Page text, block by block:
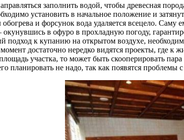
заполнить водой, чтобы древесная
установить в начальное положение и
и форсунок вода удаляется всецело. Саму
в офуро в прохладную погоду,
подход к купанию на открытом воздухе,
достаточно нередко видятся проекты, где к
участка, то может быть скооперировать
планировать не надо, так как появятся проблемы